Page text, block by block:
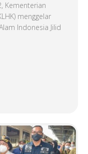
Kementerian
menggelar
Indonesia Jilid